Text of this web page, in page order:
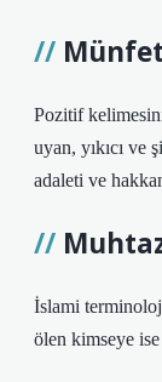
Pozitif
uyan, yıkıcı ve
adaleti ve
İslami
ölen kimseye